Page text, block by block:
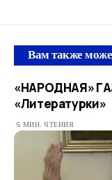
Вам также
«НАРОДНАЯ»
«Литературки»
5 МИН. ЧТЕНИЯ